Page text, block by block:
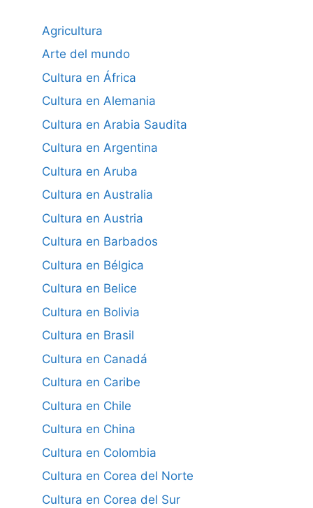
Agricultura
Arte del mundo
Cultura en África
Cultura en Alemania
Cultura en Arabia Saudita
Cultura en Argentina
Cultura en Aruba
Cultura en Australia
Cultura en Austria
Cultura en Barbados
Cultura en Bélgica
Cultura en Belice
Cultura en Bolivia
Cultura en Brasil
Cultura en Canadá
Cultura en Caribe
Cultura en Chile
Cultura en China
Cultura en Colombia
Cultura en Corea del Norte
Cultura en Corea del Sur